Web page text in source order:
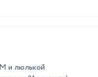
люлькой